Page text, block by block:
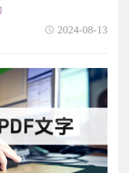
2024-08-13